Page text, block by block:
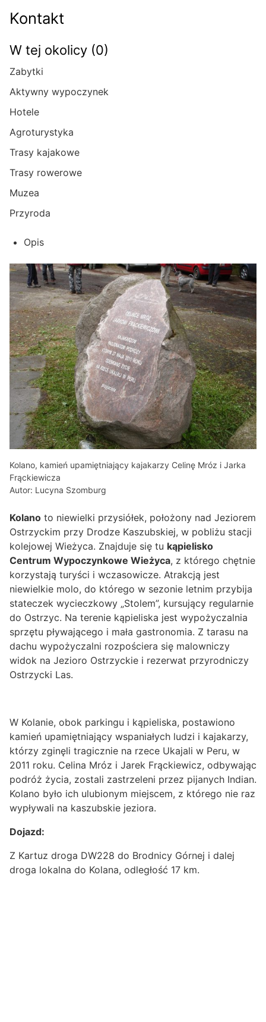
Kontakt
W tej okolicy (0)
Zabytki
Aktywny wypoczynek
Hotele
Agroturystyka
Trasy kajakowe
Trasy rowerowe
Muzea
Przyroda
Opis
Kolano, kamień upamiętniający kajakarzy Celinę Mróz i Jarka
Frąckiewicza
Autor: Lucyna Szomburg
Kolano to niewielki przysiółek, położony nad Jeziorem
Ostrzyckim przy Drodze Kaszubskiej, w pobliżu stacji
kolejowej Wieżyca. Znajduje się tu kąpielisko
Centrum Wypoczynkowe Wieżyca, z którego chętnie
korzystają turyści i wczasowicze. Atrakcją jest
niewielkie molo, do którego w sezonie letnim przybija
stateczek wycieczkowy „Stolem”, kursujący regularnie
do Ostrzyc. Na terenie kąpieliska jest wypożyczalnia
sprzętu pływającego i mała gastronomia. Z tarasu na
dachu wypożyczalni rozpościera się malowniczy
widok na Jezioro Ostrzyckie i rezerwat przyrodniczy
Ostrzycki Las.
W Kolanie, obok parkingu i kąpieliska, postawiono
kamień upamiętniający wspaniałych ludzi i kajakarzy,
którzy zginęli tragicznie na rzece Ukajali w Peru, w
2011 roku. Celina Mróz i Jarek Frąckiewicz, odbywając
podróż życia, zostali zastrzeleni przez pijanych Indian.
Kolano było ich ulubionym miejscem, z którego nie raz
wypływali na kaszubskie jeziora.
Dojazd:
Z Kartuz droga DW228 do Brodnicy Górnej i dalej
droga lokalna do Kolana, odległość 17 km.